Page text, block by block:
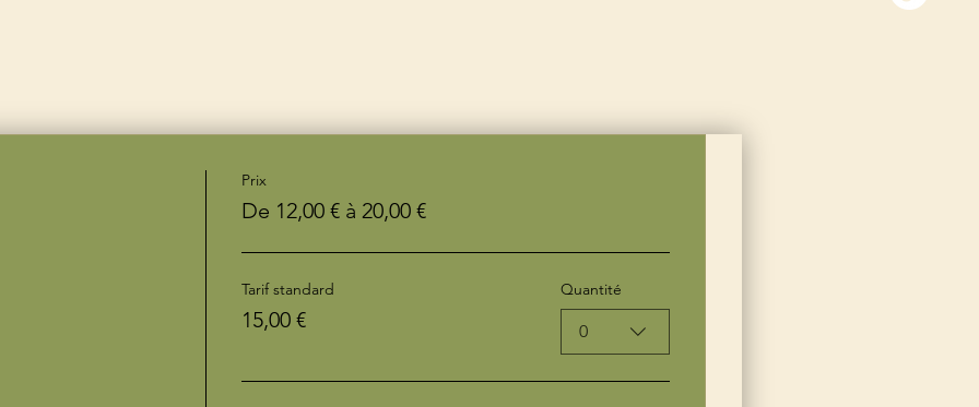
Prix
De 12,00 € à 20,00 €
Tarif standard
15,00 €
Quantité
0